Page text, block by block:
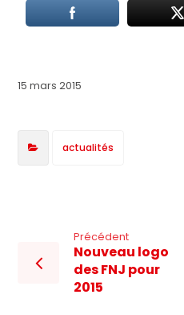
15 mars 2015
actualités
Précédent
Nouveau logo
des FNJ pour
2015